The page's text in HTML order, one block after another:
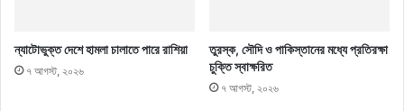
ন্যাটোভুক্ত দেশে হামলা চালাতে পারে রাশিয়া
৭ আগস্ট, ২০২৬
তুরস্ক, সৌদি ও পাকিস্তানের মধ্যে প্রতিরক্ষা
চুক্তি স্বাক্ষরিত
৭ আগস্ট, ২০২৬